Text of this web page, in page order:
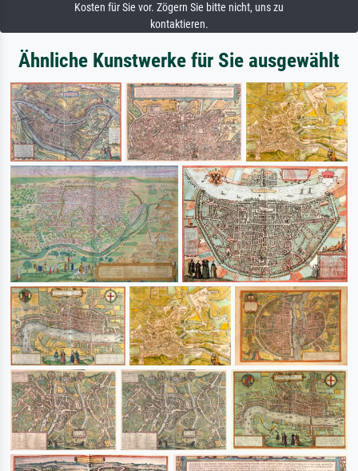
Kosten für Sie vor. Zögern Sie bitte nicht, uns zu
kontaktieren.
Ähnliche Kunstwerke für Sie ausgewählt